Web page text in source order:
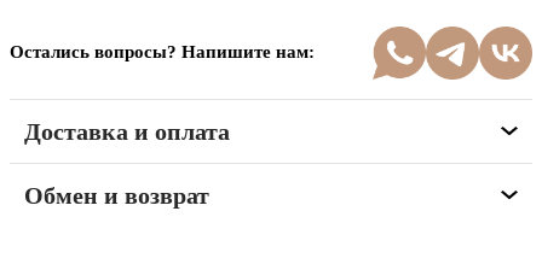
Остались вопросы? Напишите нам:
Доставка и оплата
Обмен и возврат